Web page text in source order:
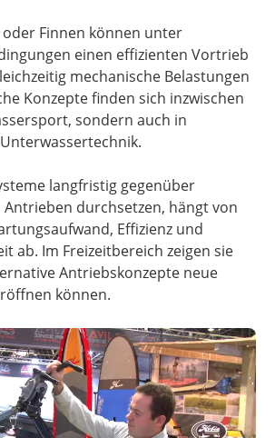
oder Finnen können unter
einen effizienten Vortrieb
mechanische Belastungen
Konzepte finden sich inzwischen
sondern auch in
langfristig gegenüber
durchsetzen, hängt von
Effizienz und
ab. Im Freizeitbereich zeigen sie
Antriebskonzepte neue
können.